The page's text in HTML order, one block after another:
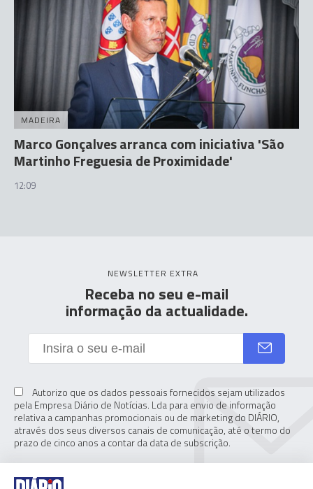
MADEIRA
Marco Gonçalves arranca com iniciativa 'São
Martinho Freguesia de Proximidade'
12:09
NEWSLETTER EXTRA
Receba no seu e-mail
informação da actualidade.
Autorizo que os dados pessoais fornecidos sejam utilizados
pela Empresa Diário de Notícias. Lda para envio de informação
relativa a campanhas promocionais ou de marketing do DIÁRIO,
através dos seus diversos canais de comunicação, até o termo do
prazo de cinco anos a contar da data de subscrição.